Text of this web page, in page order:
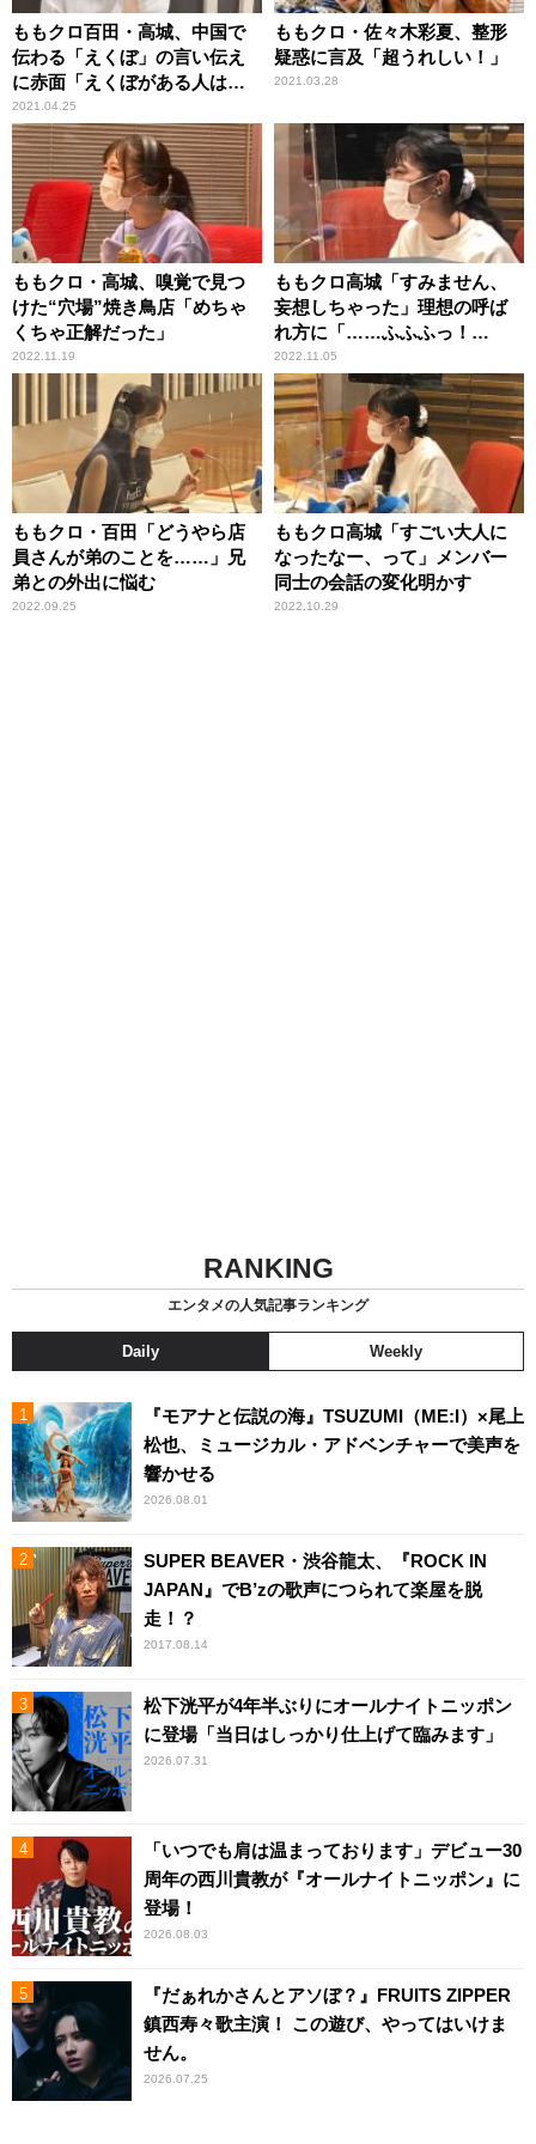
ももクロ百田・高城、中国で
伝わる「えくぼ」の言い伝え
に赤面「えくぼがある人は忘
れられない人がいて……」
2021.04.25
ももクロ・佐々木彩夏、整形
疑惑に言及「超うれしい！」
2021.03.28
ももクロ・高城、嗅覚で見つ
けた“穴場”焼き鳥店「めちゃ
くちゃ正解だった」
2022.11.19
ももクロ高城「すみません、
妄想しちゃった」理想の呼ば
れ方に「……ふふふっ！
（笑）」
2022.11.05
ももクロ・百田「どうやら店
員さんが弟のことを……」兄
弟との外出に悩む
2022.09.25
ももクロ高城「すごい大人に
なったなー、って」メンバー
同士の会話の変化明かす
2022.10.29
RANKING
エンタメの人気記事ランキング
Daily Weekly
『モアナと伝説の海』TSUZUMI（ME:I）×尾上
松也、ミュージカル・アドベンチャーで美声を
響かせる
2026.08.01
SUPER BEAVER・渋谷龍太、『ROCK IN
JAPAN』でB’zの歌声につられて楽屋を脱
走！？
2017.08.14
松下洸平が4年半ぶりにオールナイトニッポン
に登場「当日はしっかり仕上げて臨みます」
2026.07.31
「いつでも肩は温まっております」デビュー30
周年の西川貴教が『オールナイトニッポン』に
登場！
2026.08.03
『だぁれかさんとアソぼ？』FRUITS ZIPPER
鎮西寿々歌主演！ この遊び、やってはいけま
せん。
2026.07.25